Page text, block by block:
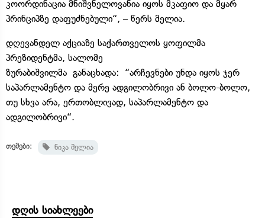
კოორდინაცია მნიშვნელოვანია იყოს მკაფიო და მყარ
პრინციპზე დაფუძნებული“, – წერს მელია.
დღევანდელ აქციაზე საქართველოს ყოფილმა
პრეზიდენტმა, სალომე
ზურაბიშვილმა განაცხადა: “არჩევნები უნდა იყოს ჯერ
საპარლამენტო და მერე ადგილობრივი ან ბოლო-ბოლო,
თუ სხვა არა, ერთობლივად, საპარლამენტო და
ადგილობრივი“.
თემები: ნიკა მელია
დღის სიახლეები